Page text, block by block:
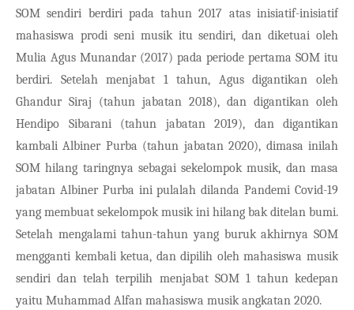
SOM sendiri berdiri pada tahun 2017 atas inisiatif-inisiatif
mahasiswa prodi seni musik itu sendiri, dan diketuai oleh
Mulia Agus Munandar (2017) pada periode pertama SOM itu
berdiri. Setelah menjabat 1 tahun, Agus digantikan oleh
Ghandur Siraj (tahun jabatan 2018), dan digantikan oleh
Hendipo Sibarani (tahun jabatan 2019), dan digantikan
kambali Albiner Purba (tahun jabatan 2020), dimasa inilah
SOM hilang taringnya sebagai sekelompok musik, dan masa
jabatan Albiner Purba ini pulalah dilanda Pandemi Covid-19
yang membuat sekelompok musik ini hilang bak ditelan bumi.
Setelah mengalami tahun-tahun yang buruk akhirnya SOM
mengganti kembali ketua, dan dipilih oleh mahasiswa musik
sendiri dan telah terpilih menjabat SOM 1 tahun kedepan
yaitu Muhammad Alfan mahasiswa musik angkatan 2020.